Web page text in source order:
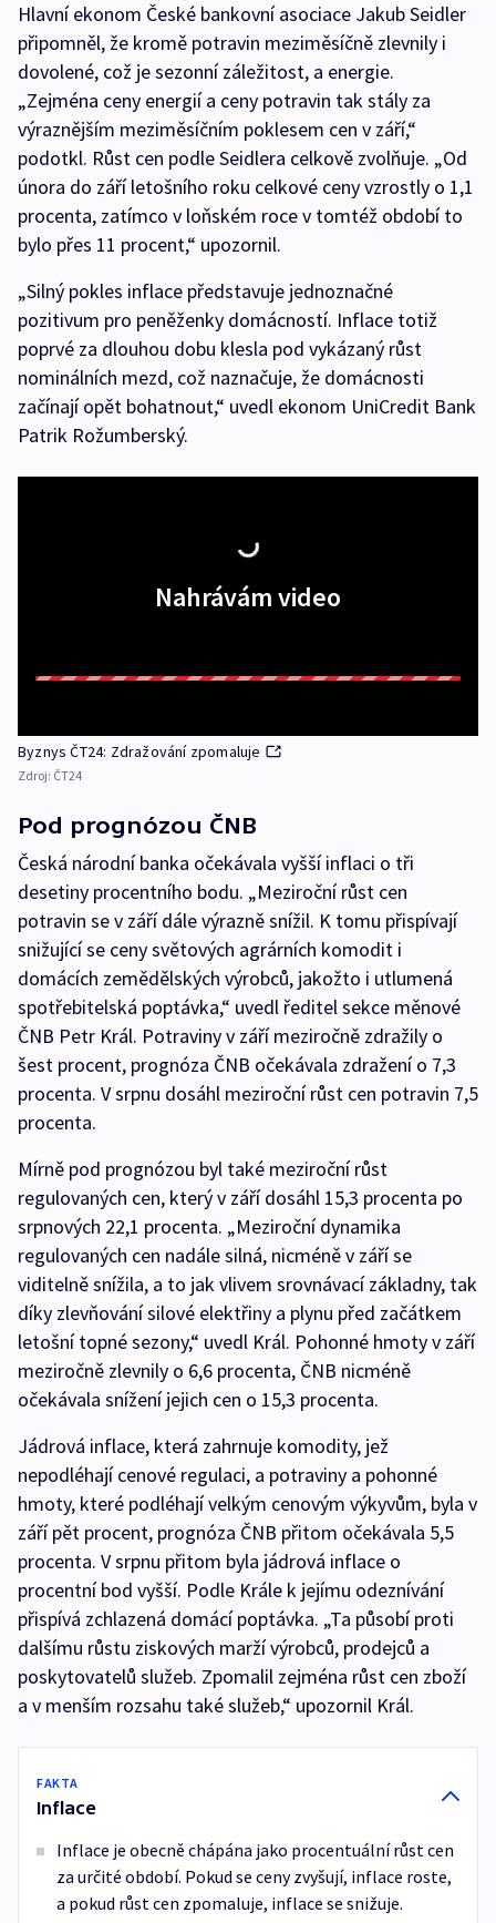
Hlavní ekonom České bankovní asociace Jakub Seidler
připomněl, že kromě potravin meziměsíčně zlevnily i
dovolené, což je sezonní záležitost, a energie.
„Zejména ceny energií a ceny potravin tak stály za
výraznějším meziměsíčním poklesem cen v září,“
podotkl. Růst cen podle Seidlera celkově zvolňuje. „Od
února do září letošního roku celkové ceny vzrostly o 1,1
procenta, zatímco v loňském roce v tomtéž období to
bylo přes 11 procent,“ upozornil.
„Silný pokles inflace představuje jednoznačné
pozitivum pro peněženky domácností. Inflace totiž
poprvé za dlouhou dobu klesla pod vykázaný růst
nominálních mezd, což naznačuje, že domácnosti
začínají opět bohatnout,“ uvedl ekonom UniCredit Bank
Patrik Rožumberský.
Nahrávám video
Byznys ČT24: Zdražování zpomaluje
Zdroj: ČT24
Pod prognózou ČNB
Česká národní banka očekávala vyšší inflaci o tři
desetiny procentního bodu. „Meziroční růst cen
potravin se v září dále výrazně snížil. K tomu přispívají
snižující se ceny světových agrárních komodit i
domácích zemědělských výrobců, jakožto i utlumená
spotřebitelská poptávka,“ uvedl ředitel sekce měnové
ČNB Petr Král. Potraviny v září meziročně zdražily o
šest procent, prognóza ČNB očekávala zdražení o 7,3
procenta. V srpnu dosáhl meziroční růst cen potravin 7,5
procenta.
Mírně pod prognózou byl také meziroční růst
regulovaných cen, který v září dosáhl 15,3 procenta po
srpnových 22,1 procenta. „Meziroční dynamika
regulovaných cen nadále silná, nicméně v září se
viditelně snížila, a to jak vlivem srovnávací základny, tak
díky zlevňování silové elektřiny a plynu před začátkem
letošní topné sezony,“ uvedl Král. Pohonné hmoty v září
meziročně zlevnily o 6,6 procenta, ČNB nicméně
očekávala snížení jejich cen o 15,3 procenta.
Jádrová inflace, která zahrnuje komodity, jež
nepodléhají cenové regulaci, a potraviny a pohonné
hmoty, které podléhají velkým cenovým výkyvům, byla v
září pět procent, prognóza ČNB přitom očekávala 5,5
procenta. V srpnu přitom byla jádrová inflace o
procentní bod vyšší. Podle Krále k jejímu odeznívání
přispívá zchlazená domácí poptávka. „Ta působí proti
dalšímu růstu ziskových marží výrobců, prodejců a
poskytovatelů služeb. Zpomalil zejména růst cen zboží
a v menším rozsahu také služeb,“ upozornil Král.
FAKTA
Inflace
Inflace je obecně chápána jako procentuální růst cen
za určité období. Pokud se ceny zvyšují, inflace roste,
a pokud růst cen zpomaluje, inflace se snižuje.